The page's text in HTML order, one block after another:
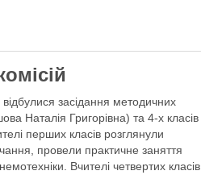
засідання методичних
Наталія Григорівна) та 4-х класів
перших класів розглянули
провели практичне заняття
Вчителі четвертих класів